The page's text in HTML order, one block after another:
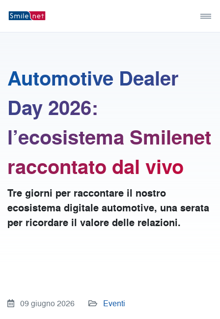
Automotive Dealer
Day 2026:
l’ecosistema Smilenet
raccontato dal vivo
Tre giorni per raccontare il nostro
ecosistema digitale automotive, una serata
per ricordare il valore delle relazioni.
09 giugno 2026 Eventi